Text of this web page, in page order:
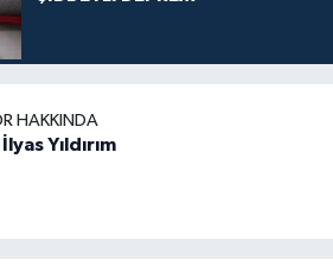
HAKKINDA
İlyas Yıldırım